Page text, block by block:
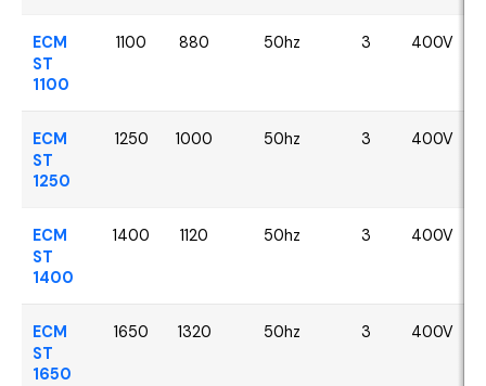
ECM
ST
1100
1100 880 50hz 3 400V
ECM
ST
1250
1250 1000 50hz 3 400V
ECM
ST
1400
1400 1120 50hz 3 400V
ECM
ST
1650
1650 1320 50hz 3 400V